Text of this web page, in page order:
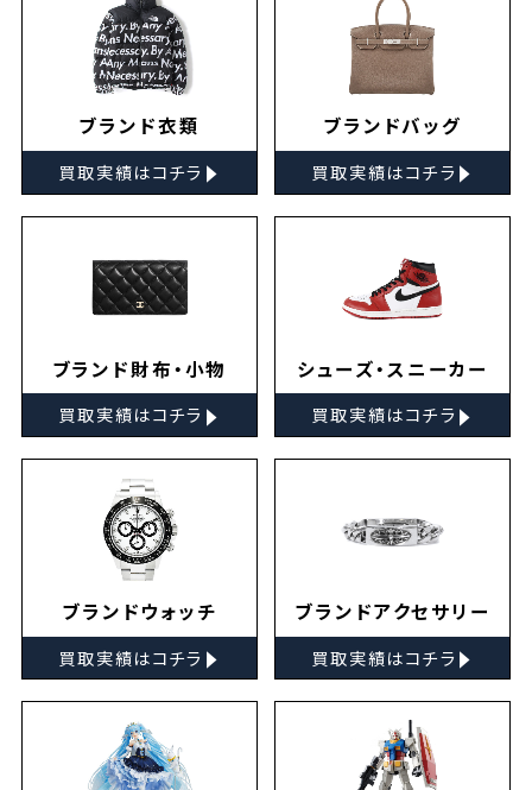
ブランド衣類
買取実績はコチラ ▸
ブランドバッグ
買取実績はコチラ ▸
ブランド財布・小物
買取実績はコチラ ▸
シューズ・スニーカー
買取実績はコチラ ▸
ブランドウォッチ
買取実績はコチラ ▸
ブランドアクセサリー
買取実績はコチラ ▸